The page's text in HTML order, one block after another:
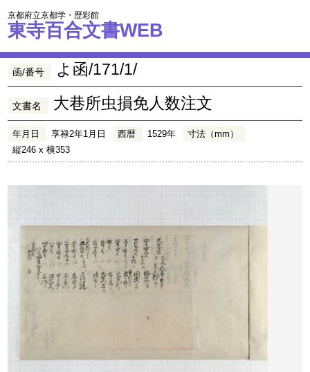
京都府立京都学・歴彩館
東寺百合文書WEB
函/番号 よ函/171/1/
文書名 大巷所虫損免人数注文
年月日 享禄2年1月日 西暦 1529年
寸法（mm）
縦246 x 横353